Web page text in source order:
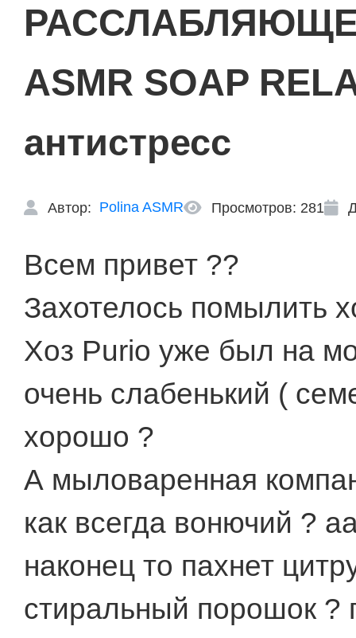
ASMR SOAP
антистресс
Автор: Polina ASMR Просмотров: 281
Всем привет ??
Захотелось помылить
Хоз Purio уже был на
очень слабенький (
хорошо ?
А мыловаренная
как всегда вонючий ?
наконец то пахнет
стиральный порошок ?